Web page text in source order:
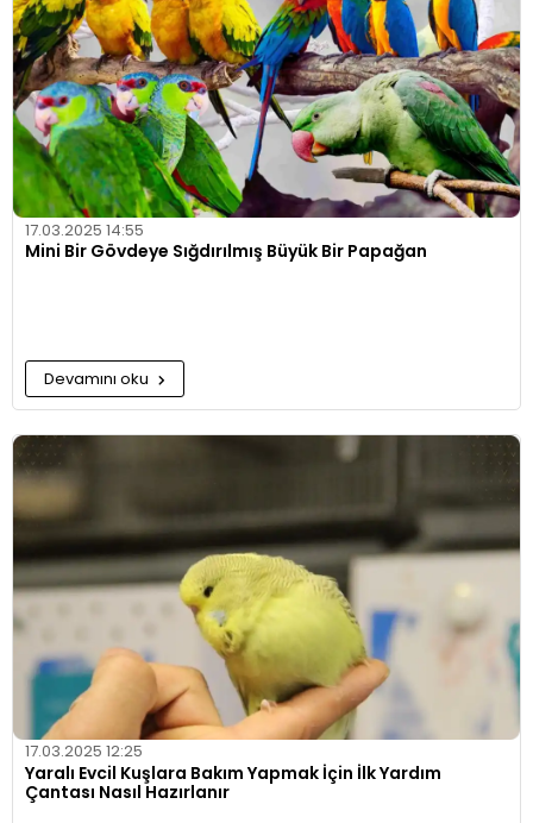
17.03.2025 14:55
Mini Bir Gövdeye Sığdırılmış Büyük Bir Papağan
Devamını oku
17.03.2025 12:25
Yaralı Evcil Kuşlara Bakım Yapmak İçin İlk Yardım
Çantası Nasıl Hazırlanır